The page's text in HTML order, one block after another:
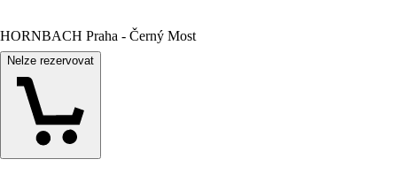
HORNBACH Praha - Černý Most
Nelze rezervovat